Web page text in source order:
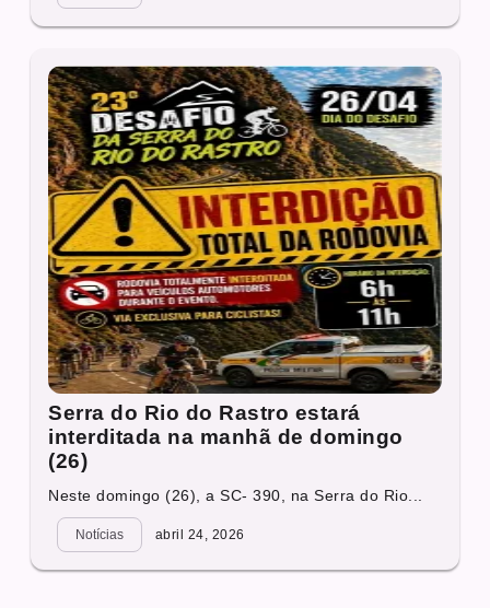
Serra do Rio do Rastro estará
interditada na manhã de domingo
(26)
Neste domingo (26), a SC- 390, na Serra do Rio...
Notícias abril 24, 2026